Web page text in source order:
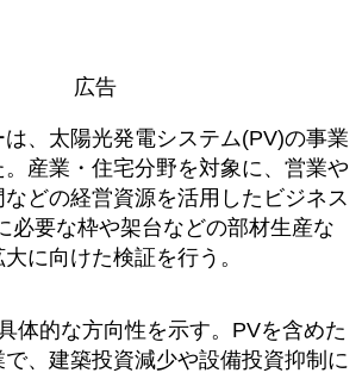
広告
、太陽光発電システム(PV)の事業
産業・住宅分野を対象に、営業や
どの経営資源を活用したビジネス
必要な枠や架台などの部材生産な
に向けた検証を行う。
体的な方向性を示す。PVを含めた
、建築投資減少や設備投資抑制に